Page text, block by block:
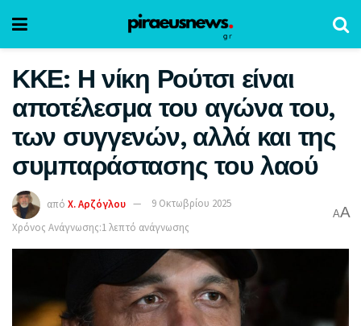
ΚΚΕ: Η νίκη Ρούτσι είναι
αποτέλεσμα του αγώνα του,
των συγγενών, αλλά και της
συμπαράστασης του λαού
από Χ. Αρζόγλου
9 Οκτωβρίου 2025
Χρόνος Ανάγνωσης:1 λεπτό ανάγνωσης
AA